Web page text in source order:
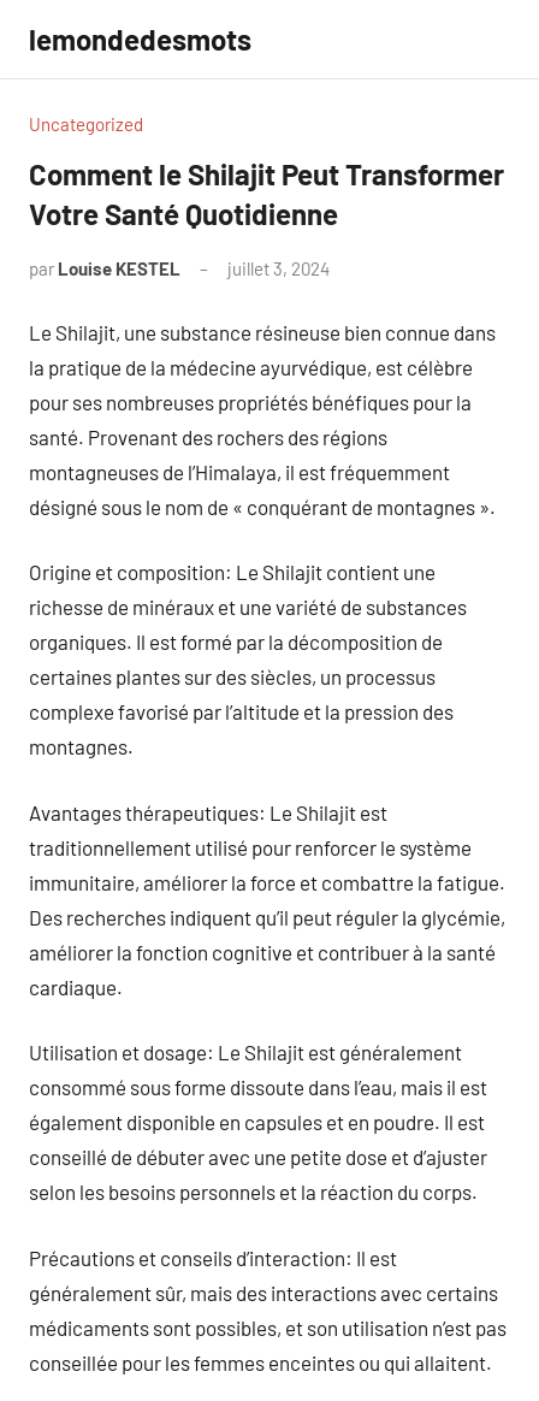
contenu
lemondedesmots
Uncategorized
Comment le Shilajit Peut Transformer
Votre Santé Quotidienne
par Louise KESTEL juillet 3, 2024
Le Shilajit, une substance résineuse bien connue dans
la pratique de la médecine ayurvédique, est célèbre
pour ses nombreuses propriétés bénéfiques pour la
santé. Provenant des rochers des régions
montagneuses de l’Himalaya, il est fréquemment
désigné sous le nom de « conquérant de montagnes ».
Origine et composition: Le Shilajit contient une
richesse de minéraux et une variété de substances
organiques. Il est formé par la décomposition de
certaines plantes sur des siècles, un processus
complexe favorisé par l’altitude et la pression des
montagnes.
Avantages thérapeutiques: Le Shilajit est
traditionnellement utilisé pour renforcer le système
immunitaire, améliorer la force et combattre la fatigue.
Des recherches indiquent qu’il peut réguler la glycémie,
améliorer la fonction cognitive et contribuer à la santé
cardiaque.
Utilisation et dosage: Le Shilajit est généralement
consommé sous forme dissoute dans l’eau, mais il est
également disponible en capsules et en poudre. Il est
conseillé de débuter avec une petite dose et d’ajuster
selon les besoins personnels et la réaction du corps.
Précautions et conseils d’interaction: Il est
généralement sûr, mais des interactions avec certains
médicaments sont possibles, et son utilisation n’est pas
conseillée pour les femmes enceintes ou qui allaitent.